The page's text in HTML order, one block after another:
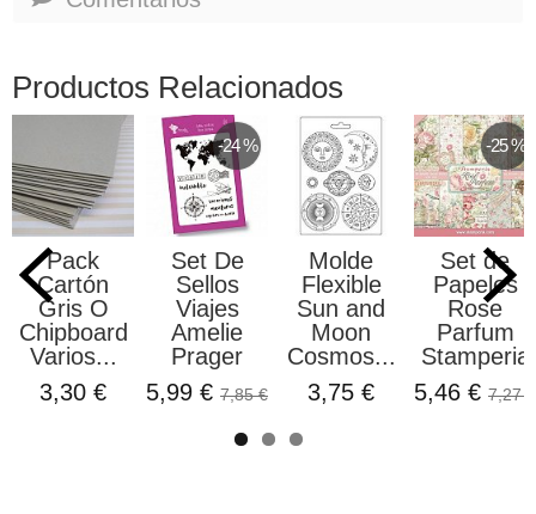
Productos Relacionados
Pack
Cartón
Gris O
Chipboard
Varios...
3,30 €
-24 %
Set De
Sellos
Viajes
Amelie
Prager
5,99 € 7,85 €
Molde
Flexible
Sun and
Moon
Cosmos...
3,75 €
-25 %
Set de
Papeles
Rose
Parfum
Stamperia
5,46 € 7,27 €